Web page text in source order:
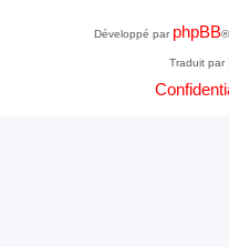
Développé par phpBB®
Traduit par